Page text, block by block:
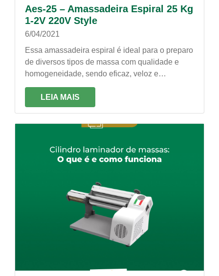
Aes-25 – Amassadeira Espiral 25 Kg
1-2V 220V Style
6/04/2021
Essa amassadeira espiral é ideal para o preparo
de diversos tipos de massa com qualidade e
homogeneidade, sendo eficaz, veloz e
econômica. É própria para trabalhos constantes!
LEIA MAIS